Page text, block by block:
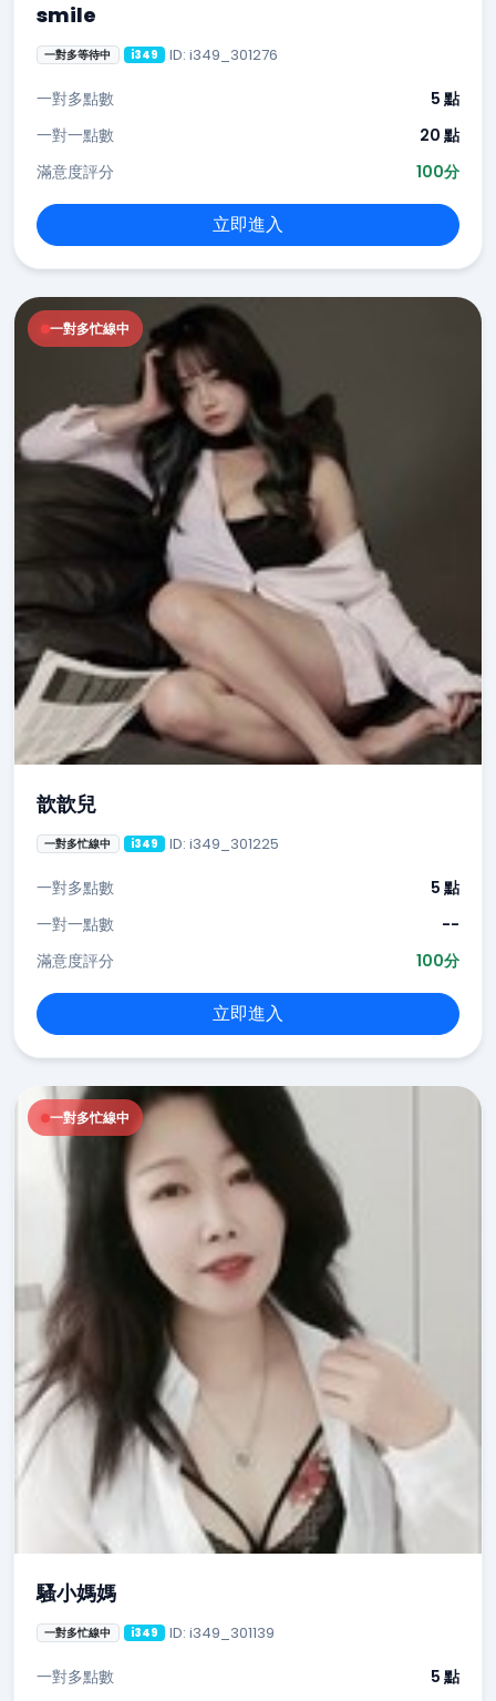
smile
一對多等待中 i349 ID: i349_301276
一對多點數
5 點
一對一點數
20 點
滿意度評分
100分
立即進入
一對多忙線中
歆歆兒
一對多忙線中 i349 ID: i349_301225
一對多點數
5 點
一對一點數
--
滿意度評分
100分
立即進入
一對多忙線中
騷小媽媽
一對多忙線中 i349 ID: i349_301139
一對多點數 5 點